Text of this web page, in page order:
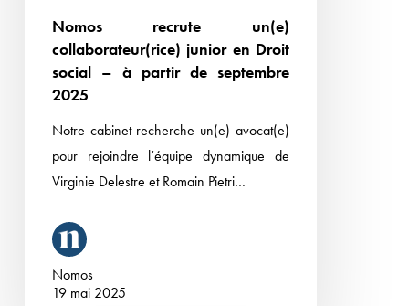
septembre
2025
Nomos recrute un(e)
collaborateur(rice) junior en Droit
social – à partir de septembre
2025
Notre cabinet recherche un(e) avocat(e)
pour rejoindre l’équipe dynamique de
Virginie Delestre et Romain Pietri…
Nomos
19 mai 2025